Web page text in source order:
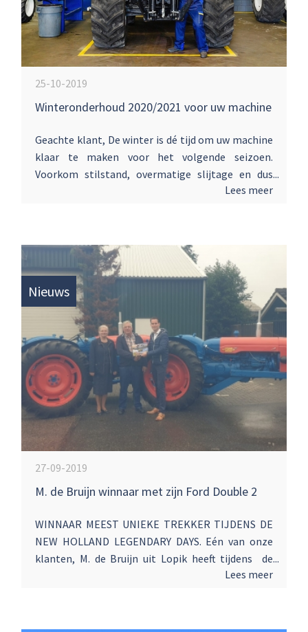
25-10-2019
Winteronderhoud 2020/2021 voor uw machine
Geachte klant, De winter is dé tijd om uw machine
klaar te maken voor het volgende seizoen.
Voorkom stilstand, overmatige slijtage en dus
onnodige kosten! Wij hebben alles in huis voor de
klaar, maar komen ook graag naar u toe voor
onderhoud en reparatie op locatie. Bekijk
onderstaande folder voor alle informatie.
Lees meer
Nieuws
27-09-2019
M. de Bruijn winnaar met zijn Ford Double 2
WINNAAR MEEST UNIEKE TREKKER TIJDENS DE
NEW HOLLAND LEGENDARY DAYS. Eén van onze
klanten, M. de Bruijn uit Lopik heeft tijdens de
Legendary Days van New Holland de prijs
winnaar! Dhr. en Mevr. de Bruijn mochten een
Lees meer